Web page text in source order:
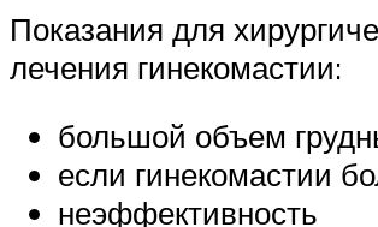
Показания для
лечения гинекомастии:
большой объем
если гинекомастии
неэффективность